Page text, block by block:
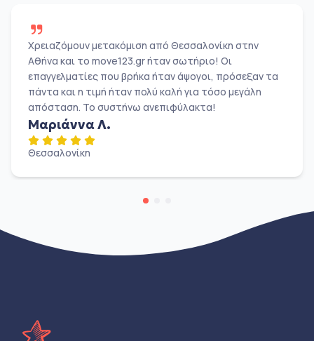
Χρειαζόμουν μετακόμιση από Θεσσαλονίκη στην
Αθήνα και το move123.gr ήταν σωτήριο! Οι
επαγγελματίες που βρήκα ήταν άψογοι, πρόσεξαν τα
πάντα και η τιμή ήταν πολύ καλή για τόσο μεγάλη
απόσταση. Το συστήνω ανεπιφύλακτα!
Μαριάννα Λ.
Θεσσαλονίκη